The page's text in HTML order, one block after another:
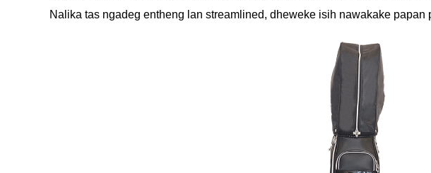
Nalika tas ngadeg entheng lan streamlined, dheweke isih nawakake papan